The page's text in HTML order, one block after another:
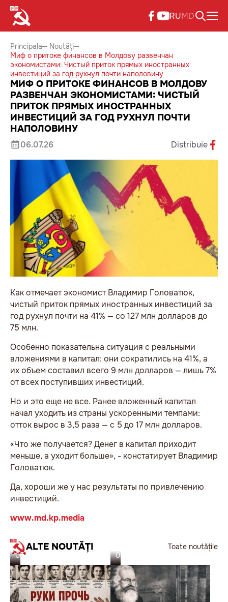
RUMD
Principala
Noutăți
Миф о притоке финансов в Молдову развенчан
экономистами: Чистый приток прямых иностранных
инвестиций за год рухнул почти наполовину
МИФ О ПРИТОКЕ ФИНАНСОВ В МОЛДОВУ
РАЗВЕНЧАН ЭКОНОМИСТАМИ: ЧИСТЫЙ
ПРИТОК ПРЯМЫХ ИНОСТРАННЫХ
ИНВЕСТИЦИЙ ЗА ГОД РУХНУЛ ПОЧТИ
НАПОЛОВИНУ
06.07.26 Distribuie
Как отмечает экономист Владимир Головатюк,
чистый приток прямых иностранных инвестиций за
год рухнул почти на 41% — со 127 млн долларов до
75 млн.
Особенно показательна ситуация с реальными
вложениями в капитал: они сократились на 41%, а
их объем составил всего 9 млн долларов — лишь 7%
от всех поступивших инвестиций.
Но и это еще не все. Ранее вложенный капитал
начал уходить из страны ускоренными темпами:
отток вырос в 3,5 раза — с 5 до 17 млн долларов.
«Что же получается? Денег в капитал приходит
меньше, а уходит больше», - констатирует Владимир
Головатюк.
Да, хороши же у нас результаты по привлечению
инвестиций.
www.md.kp.media
ALTE NOUTĂȚI
Toate noutățile
05.08.26
05.08.26